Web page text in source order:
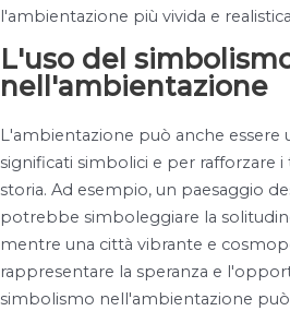
l'ambientazione più vivida e
L'uso del
nell'ambientazione
L'ambientazione può anche essere
significati simbolici e per rafforzare
storia. Ad esempio, un paesaggio
potrebbe simboleggiare la
mentre una città vibrante e
rappresentare la speranza e
simbolismo nell'ambientazione